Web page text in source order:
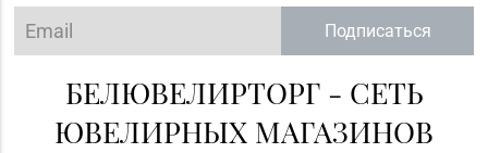
Подписаться
БЕЛЮВЕЛИРТОРГ - СЕТЬ
ЮВЕЛИРНЫХ МАГАЗИНОВ